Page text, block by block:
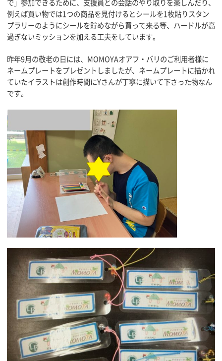
で」参加できるために、支援員との会話のやり取りを楽しんだり、
例えば買い物では1つの商品を見付けるとシールを1枚貼りスタン
プラリーのようにシールを貯めながら買って来る等、ハードルが高
過ぎないミッションを加える工夫をしています。
昨年9月の敬老の日には、MOMOYAオアフ・バリのご利用者様に
ネームプレートをプレゼントしましたが、ネームプレートに描かれ
ていたイラストは創作時間にYさんが丁寧に描いて下さった物なん
です。